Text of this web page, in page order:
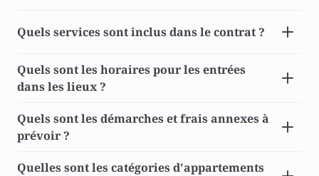
Quels services sont inclus dans le contrat ?
Quels sont les horaires pour les entrées
dans les lieux ?
Quels sont les démarches et frais annexes à
prévoir ?
Quelles sont les catégories d'appartements